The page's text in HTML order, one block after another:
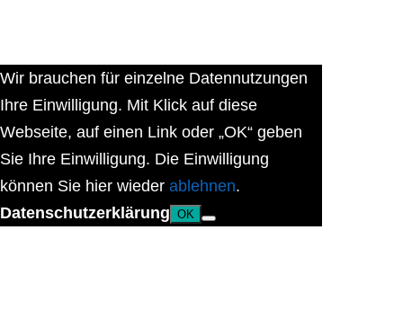
Wir brauchen für einzelne Datennutzungen
Ihre Einwilligung. Mit Klick auf diese
Webseite, auf einen Link oder „OK“ geben
Sie Ihre Einwilligung. Die Einwilligung
können Sie hier wieder ablehnen.
Datenschutzerklärung OK